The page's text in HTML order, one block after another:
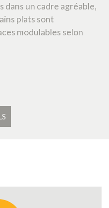
dans un cadre agréable,
plats sont
modulables selon